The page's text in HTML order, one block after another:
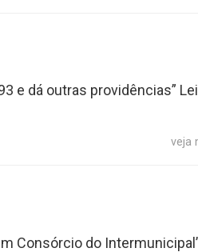
e dá outras providências” Lei
veja
Consórcio do